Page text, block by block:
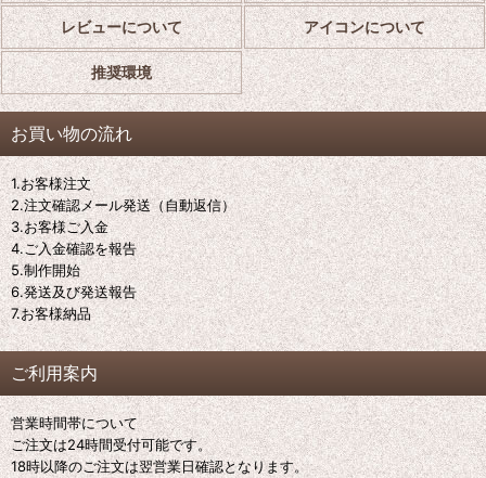
レビューについて アイコンについて
推奨環境
お買い物の流れ
1.お客様注文
2.注文確認メール発送（自動返信）
3.お客様ご入金
4.ご入金確認を報告
5.制作開始
6.発送及び発送報告
7.お客様納品
ご利用案内
営業時間帯について
ご注文は24時間受付可能です。
18時以降のご注文は翌営業日確認となります。